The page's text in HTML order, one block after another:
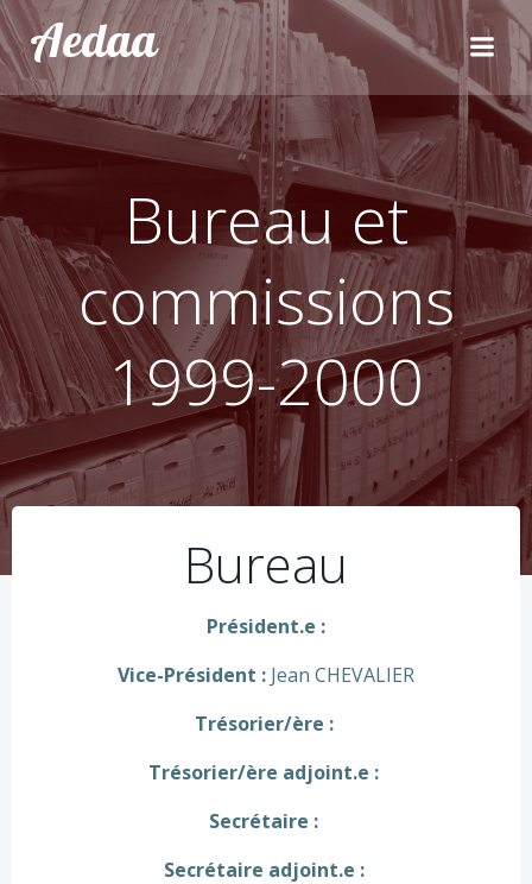
Aller
au
contenu
Aedaa
Bureau et
commissions
1999-2000
Bureau
Président.e :
Vice-Président : Jean CHEVALIER
Trésorier/ère :
Trésorier/ère adjoint.e :
Secrétaire :
Secrétaire adjoint.e :